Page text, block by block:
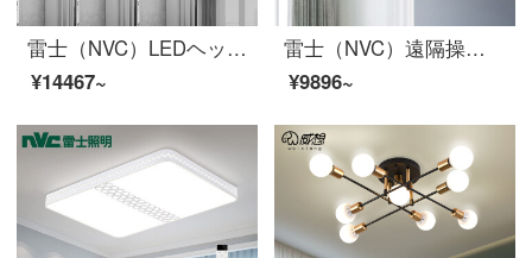
雷士（NVC）LEDヘッドランプ客間灯現代簡約創意フルハウス組合せレストランの寝室のイルミネーション
¥14467~
雷士（NVC）遠隔操作調光LEDリビングランプ寝室ランプセット吸天井灯リビングルームの照明器具創意的な透かし彫り三室二室セット
¥9896~